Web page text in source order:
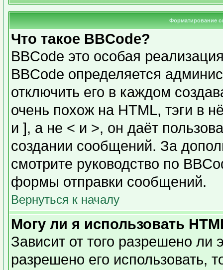
Форматирование
Что такое BBCode?
BBCode это особая
BBCode определяется
отключить его в каждом
очень похож на HTML, тэги в
и ], а не < и >, он даёт
создании сообщений. За
смотрите руководство по
формы отправки сообщений.
Вернуться к началу
Могу ли я использовать
Зависит от того разрешено ли
разрешено его использовать,